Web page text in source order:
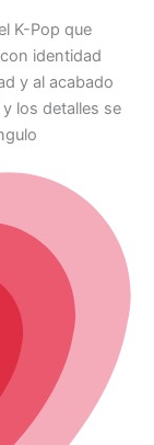
K-Pop que
identidad
y al acabado
los detalles se